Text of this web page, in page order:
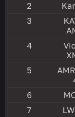
2
3
4
5
6
7